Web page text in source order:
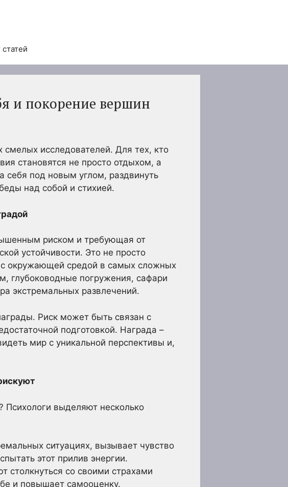
статей
и покорение вершин
исследователей. Для тех, кто
становятся не просто отдыхом, а
себя под новым углом, раздвинуть
над собой и стихией.
риском и требующая от
устойчивости. Это не просто
с окружающей средой в самых сложных
глубоководные погружения, сафари
экстремальных развлечений.
Риск может быть связан с
подготовкой. Награда –
мир с уникальной перспективы и,
выделяют несколько
ситуациях, вызывает чувство
этот прилив энергии.
столкнуться со своими страхами
и повышает самооценку.